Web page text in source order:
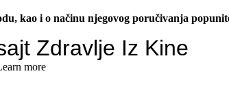
kao i o načinu njegovog poručivanja